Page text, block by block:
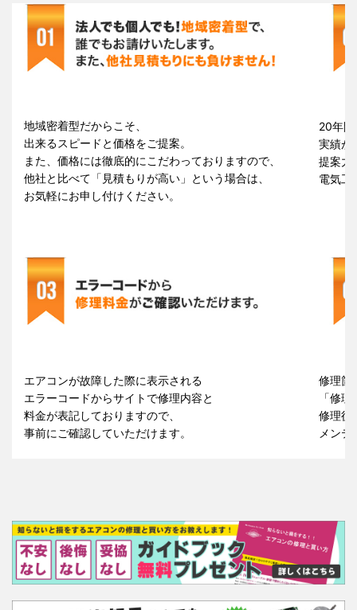
地域密着型だからこそ、
出来るスピードと価格をご提案。
また、価格には徹底的にこだわっておりますので、
他社と比べて「見積もりが高い」という場合は、
お気軽にお申し付けください。
20年
実績が
提案力
電気工
エアコンが故障した際に表示される
エラーコードからサイトで修理内容と
料金が表記しておりますので、
事前にご確認していただけます。
修理箇
「修
修理後
メンテ